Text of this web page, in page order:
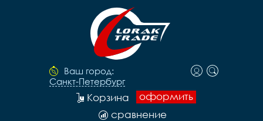
Ваш город:
Санкт-Петербург
оформить
Корзина
сравнение